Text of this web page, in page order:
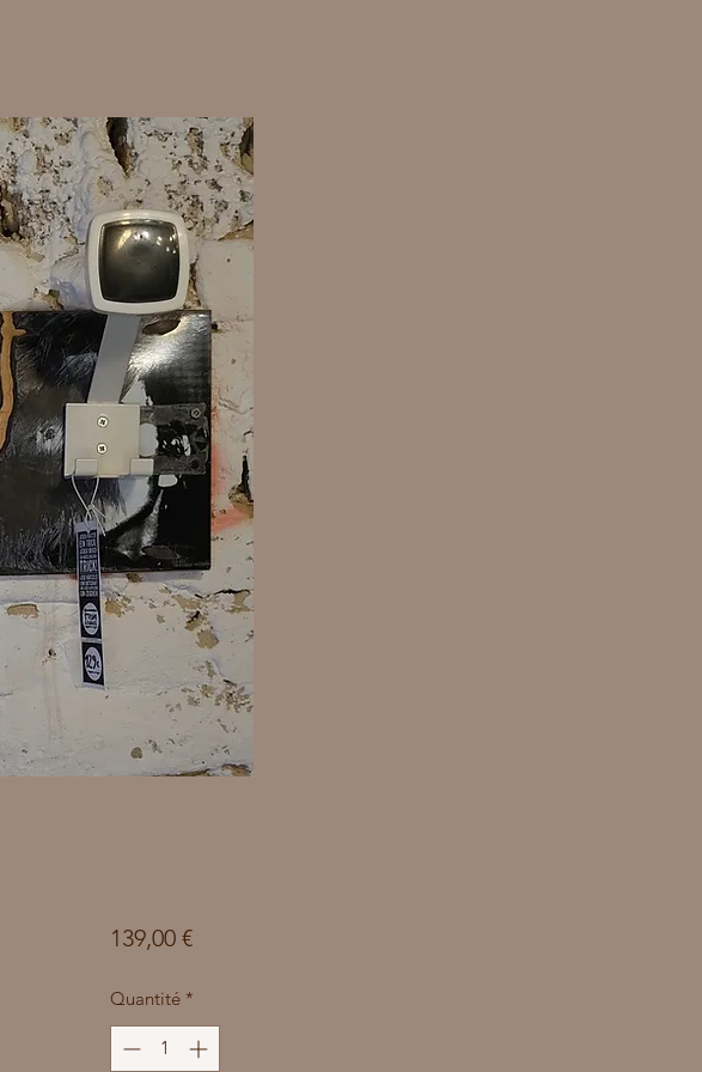
139,00 €Prix
Quantité *